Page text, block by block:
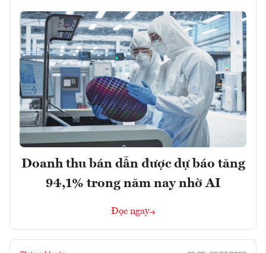
Doanh thu bán dẫn được dự báo tăng
94,1% trong năm nay nhờ AI
Đọc ngay